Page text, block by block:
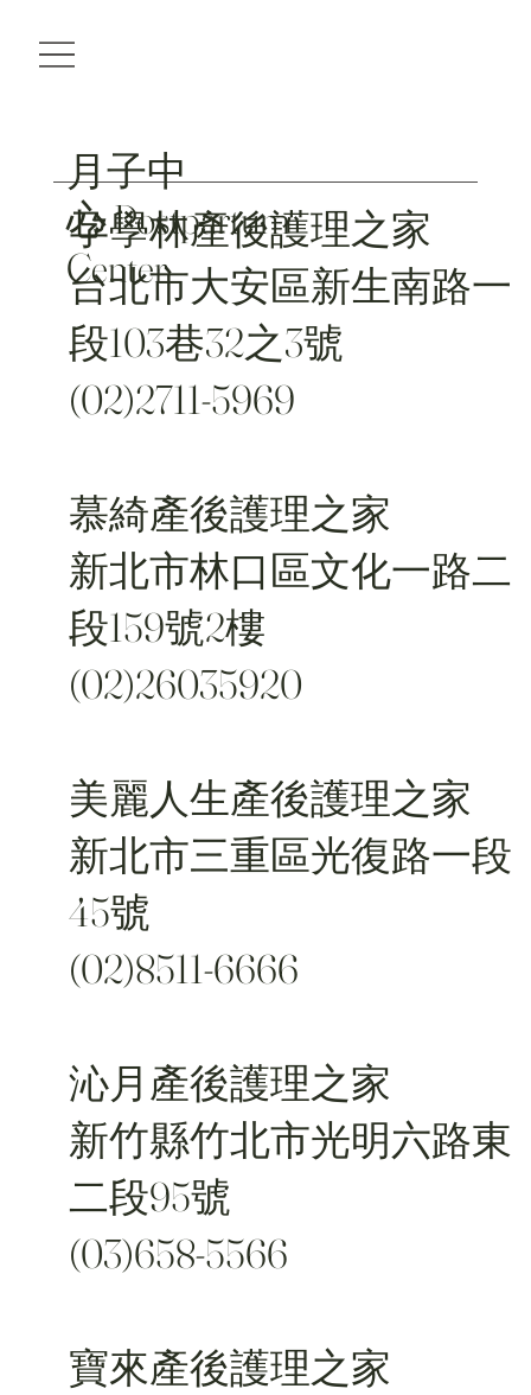
月子中
心 Postpartum
Center
孕學林產後護理之家
台北市大安區新生南路一
段103巷32之3號
(02)2711-5969
慕綺產後護理之家
新北市林口區文化一路二
段159號2樓
(02)26035920
美麗人生產後護理之家
新北市三重區光復路一段
45號
(02)8511-6666
沁月產後護理之家
新竹縣竹北市光明六路東
二段95號
(03)658-5566
寶來產後護理之家